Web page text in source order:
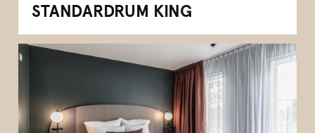
STANDARDRUM KING